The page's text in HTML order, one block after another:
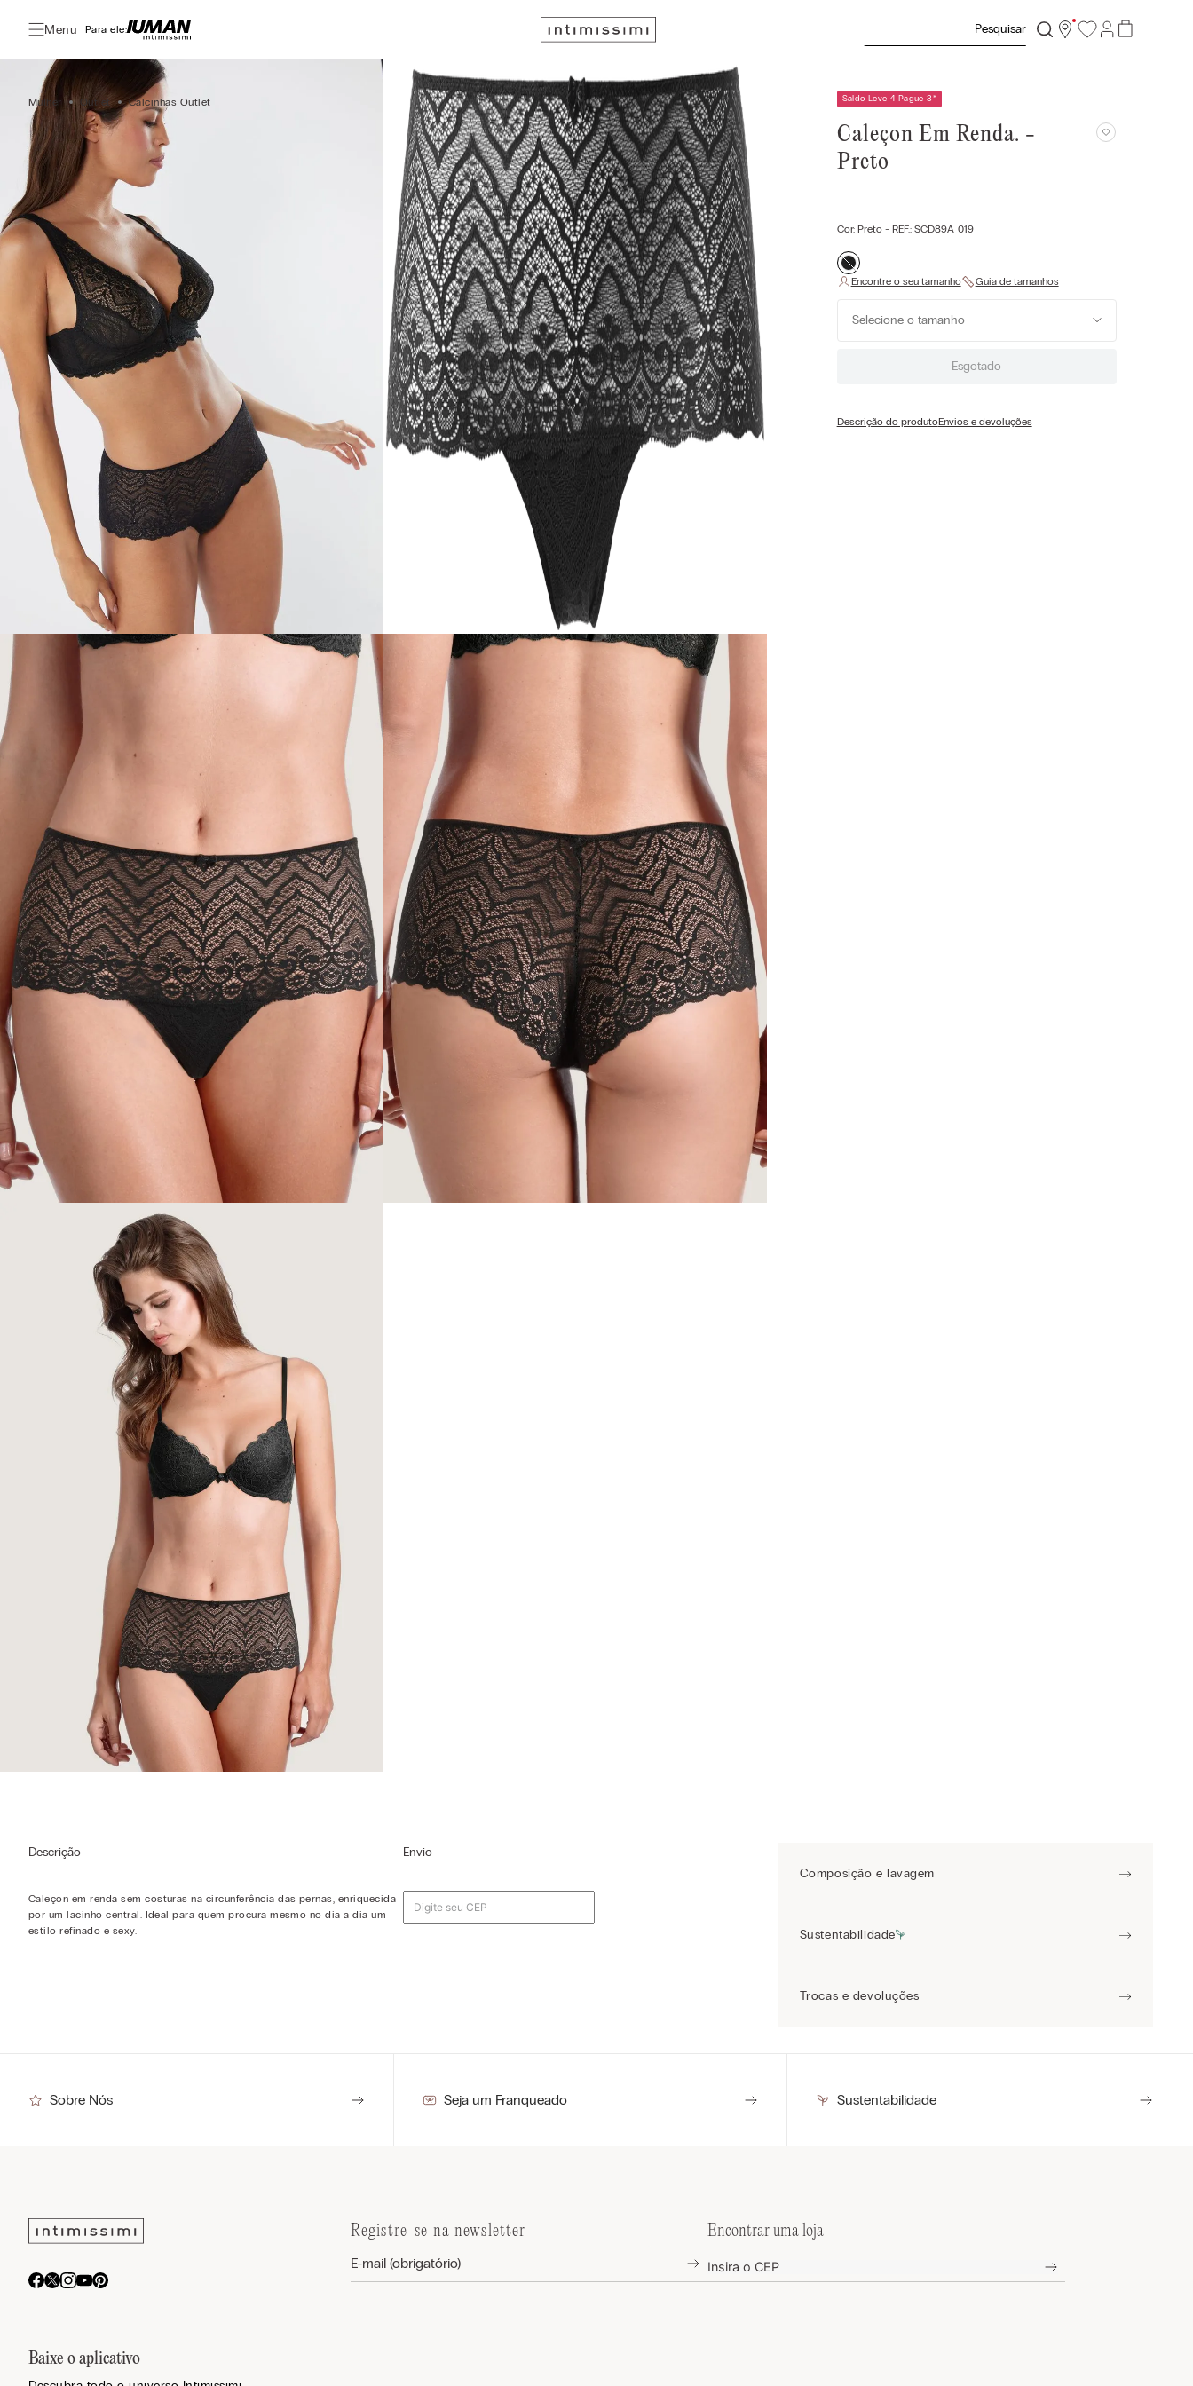
Menu Para ele:
Mulher Outlet Calcinhas Outlet Saldo Leve 4 Pague 3*
Caleçon Em Renda. -
Preto
Cor: Preto- REF.: SCD89A_019
Selecione o tamanho
Esgotado
Descrição do produtoEnvios e devoluções
Descrição
Caleçon em renda sem costuras na circunferência das pernas, enriquecida
por um lacinho central. Ideal para quem procura mesmo no dia a dia um
estilo refinado e sexy.
Envio
Composição e lavagem
Sustentabilidade
Trocas e devoluções
Sobre Nós Seja um Franqueado Sustentabilidade
Baixe o aplicativo
Registre-se na newsletter Encontrar uma loja